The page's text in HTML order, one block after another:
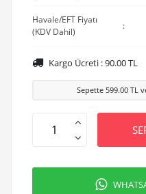
Havale/EFT Fiyatı
(KDV Dahil)
:
Kargo Ücreti :90.00TL
Sepette 599.00TL